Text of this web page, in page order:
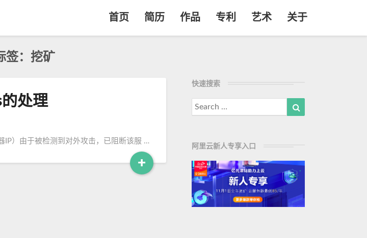
首页 简历 作品 专利 艺术 关于
签：挖矿
处理
IP）由于被检测到对外攻击，已阻断该服 …
+ R
e
快速搜索
Search
for:
阿里云新人专享入口